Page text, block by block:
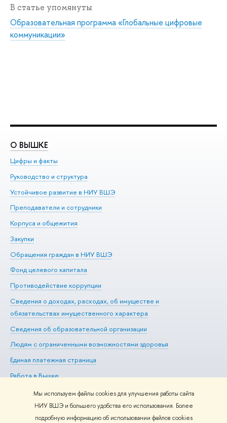
Мы используем файлы cookies для улучшения работы сайта
НИУ ВШЭ и большего удобства его использования. Более
подробную информацию об использовании файлов cookies
В статье упомянуты
Образовательная программа «Глобальные цифровые
коммуникации»
О ВЫШКЕ
Цифры и факты
Руководство и структура
Устойчивое развитие в НИУ ВШЭ
Преподаватели и сотрудники
Корпуса и общежития
Закупки
Обращения граждан в НИУ ВШЭ
Фонд целевого капитала
Противодействие коррупции
Сведения о доходах, расходах, об имуществе и
обязательствах имущественного характера
Сведения об образовательной организации
Людям с ограниченными возможностями здоровья
Единая платежная страница
Работа в Вышке
Редактору